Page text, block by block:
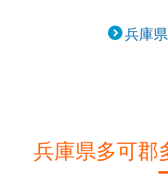
兵庫
兵庫県多可郡